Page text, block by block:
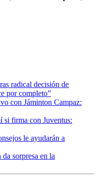
radical decisión de
por completo”
con Jáminton Campaz:
si firma con Juventus:
le ayudarán a
sorpresa en la